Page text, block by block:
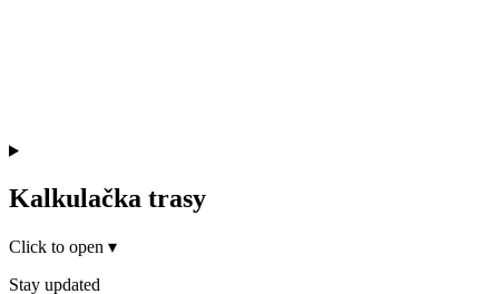
Kalkulačka trasy
Click to open ▾
Stay updated